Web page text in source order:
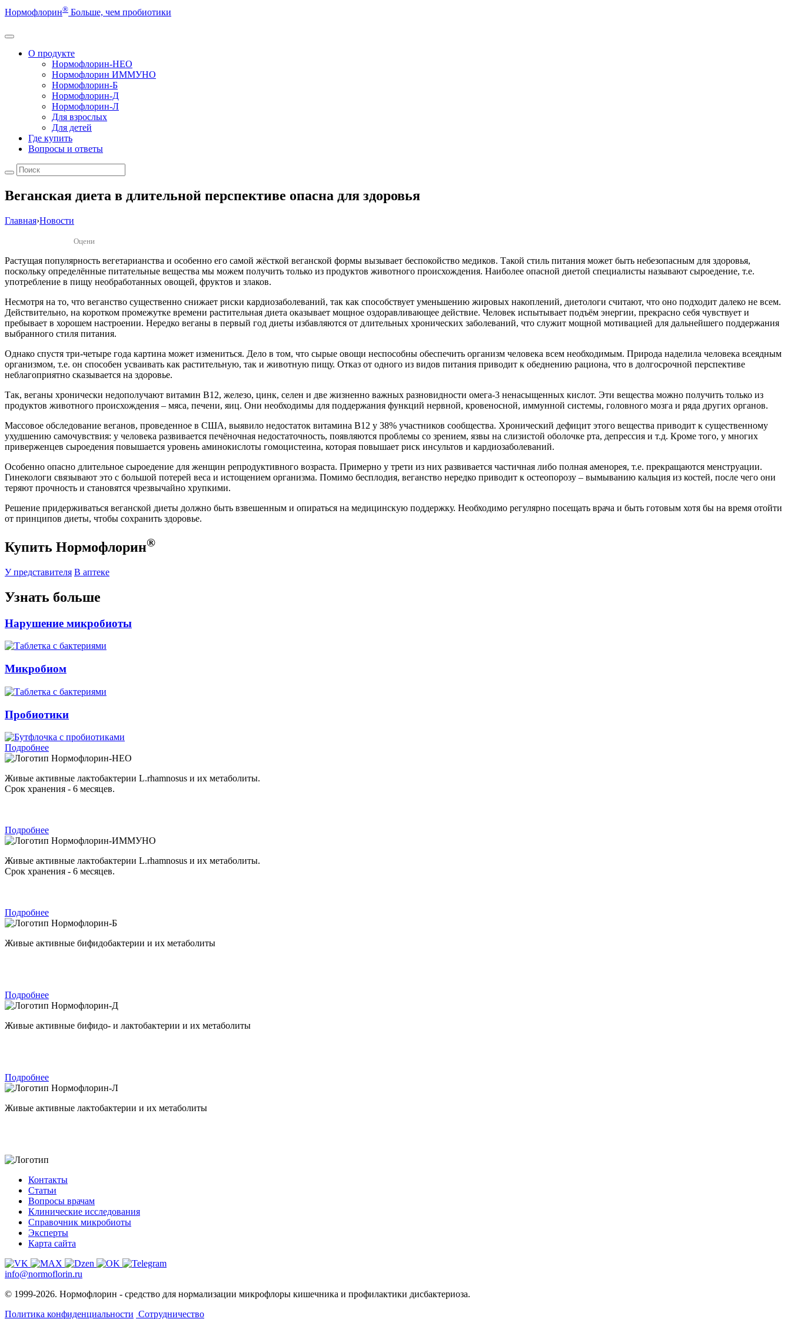
Нормофлорин® Больше, чем пробиотики
О продукте
Нормофлорин-НЕО
Нормофлорин ИММУНО
Нормофлорин-Б
Нормофлорин-Д
Нормофлорин-Л
Для взрослых
Для детей
Где купить
Вопросы и ответы
Веганская диета в длительной перспективе опасна для здоровья
Главная›Новости
Оцени
Растущая популярность вегетарианства и особенно его самой жёсткой веганской формы вызывает беспокойство медиков. Такой стиль питания может быть небезопасным для здоровья,
поскольку определённые питательные вещества мы можем получить только из продуктов животного происхождения. Наиболее опасной диетой специалисты называют сыроедение, т.е.
употребление в пищу необработанных овощей, фруктов и злаков.
Несмотря на то, что веганство существенно снижает риски кардиозаболеваний, так как способствует уменьшению жировых накоплений, диетологи считают, что оно подходит далеко не всем.
Действительно, на коротком промежутке времени растительная диета оказывает мощное оздоравливающее действие. Человек испытывает подъём энергии, прекрасно себя чувствует и
пребывает в хорошем настроении. Нередко веганы в первый год диеты избавляются от длительных хронических заболеваний, что служит мощной мотивацией для дальнейшего поддержания
выбранного стиля питания.
Однако спустя три-четыре года картина может измениться. Дело в том, что сырые овощи неспособны обеспечить организм человека всем необходимым. Природа наделила человека всеядным
организмом, т.е. он способен усваивать как растительную, так и животную пищу. Отказ от одного из видов питания приводит к обеднению рациона, что в долгосрочной перспективе
неблагоприятно сказывается на здоровье.
Так, веганы хронически недополучают витамин В12, железо, цинк, селен и две жизненно важных разновидности омега-3 ненасыщенных кислот. Эти вещества можно получить только из
продуктов животного происхождения – мяса, печени, яиц. Они необходимы для поддержания функций нервной, кровеносной, иммунной системы, головного мозга и ряда других органов.
Массовое обследование веганов, проведенное в США, выявило недостаток витамина В12 у 38% участников сообщества. Хронический дефицит этого вещества приводит к существенному
ухудшению самочувствия: у человека развивается печёночная недостаточность, появляются проблемы со зрением, язвы на слизистой оболочке рта, депрессия и т.д. Кроме того, у многих
приверженцев сыроедения повышается уровень аминокислоты гомоцистеина, которая повышает риск инсультов и кардиозаболеваний.
Особенно опасно длительное сыроедение для женщин репродуктивного возраста. Примерно у трети из них развивается частичная либо полная аменорея, т.е. прекращаются менструации.
Гинекологи связывают это с большой потерей веса и истощением организма. Помимо бесплодия, веганство нередко приводит к остеопорозу – вымыванию кальция из костей, после чего они
теряют прочность и становятся чрезвычайно хрупкими.
Решение придерживаться веганской диеты должно быть взвешенным и опираться на медицинскую поддержку. Необходимо регулярно посещать врача и быть готовым хотя бы на время отойти
от принципов диеты, чтобы сохранить здоровье.
Купить Нормофлорин®
У представителя В аптеке
Узнать больше
Нарушение микробиоты
Микробиом
Пробиотики
Подробнее
Нормофлорин-НЕО
Живые активные лактобактерии L.rhamnosus и их метаболиты.
Срок хранения - 6 месяцев.
Подробнее
Нормофлорин-ИММУНО
Живые активные лактобактерии L.rhamnosus и их метаболиты.
Срок хранения - 6 месяцев.
Подробнее
Нормофлорин-Б
Живые активные бифидобактерии и их метаболиты
Подробнее
Нормофлорин-Д
Живые активные бифидо- и лактобактерии и их метаболиты
Подробнее
Нормофлорин-Л
Живые активные лактобактерии и их метаболиты
Контакты
Статьи
Вопросы врачам
Клинические исследования
Справочник микробиоты
Эксперты
Карта сайта
info@normoflorin.ru
© 1999-2026. Нормофлорин - средство для нормализации микрофлоры кишечника и профилактики дисбактериоза.
Политика конфиденциальности Сотрудничество